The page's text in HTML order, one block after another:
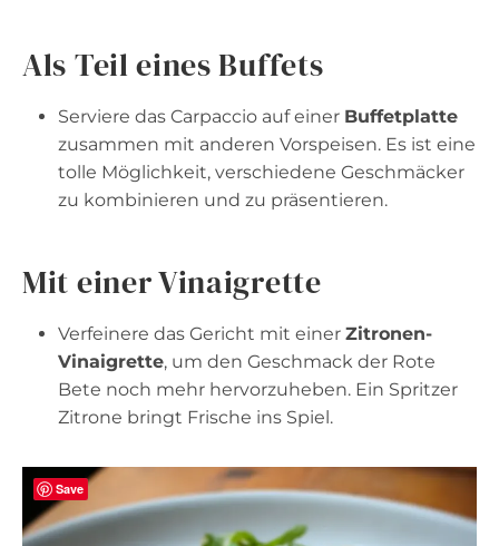
Als Teil eines Buffets
Serviere das Carpaccio auf einer Buffetplatte
zusammen mit anderen Vorspeisen. Es ist eine
tolle Möglichkeit, verschiedene Geschmäcker
zu kombinieren und zu präsentieren.
Mit einer Vinaigrette
Verfeinere das Gericht mit einer Zitronen-
Vinaigrette, um den Geschmack der Rote
Bete noch mehr hervorzuheben. Ein Spritzer
Zitrone bringt Frische ins Spiel.
Save